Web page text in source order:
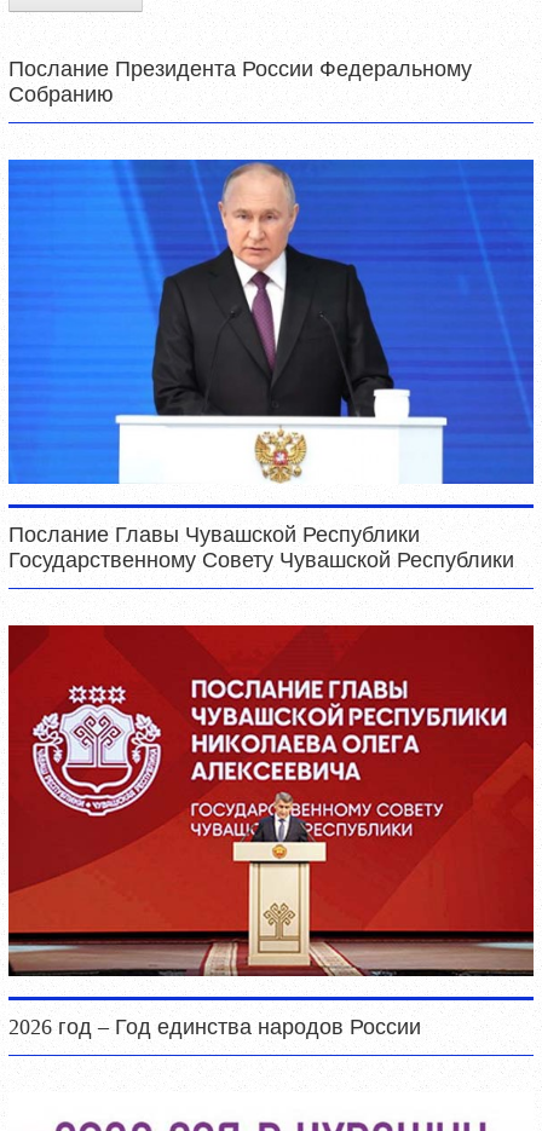
Послание Президента России Федеральному
Собранию
Послание Главы Чувашской Республики
Государственному Совету Чувашской Республики
2026 год – Год единства народов России